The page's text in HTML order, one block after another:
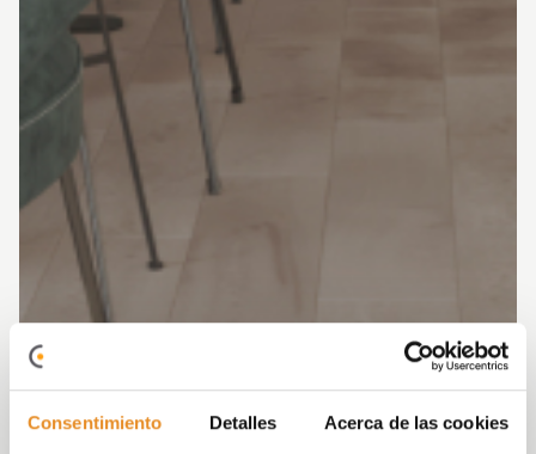
Consentimiento Detalles Acerca de las cookies